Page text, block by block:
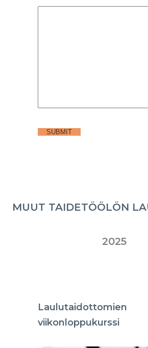
MUUT TAIDETÖÖLÖN
2025
Laulutaidottomien
viikonloppukurssi